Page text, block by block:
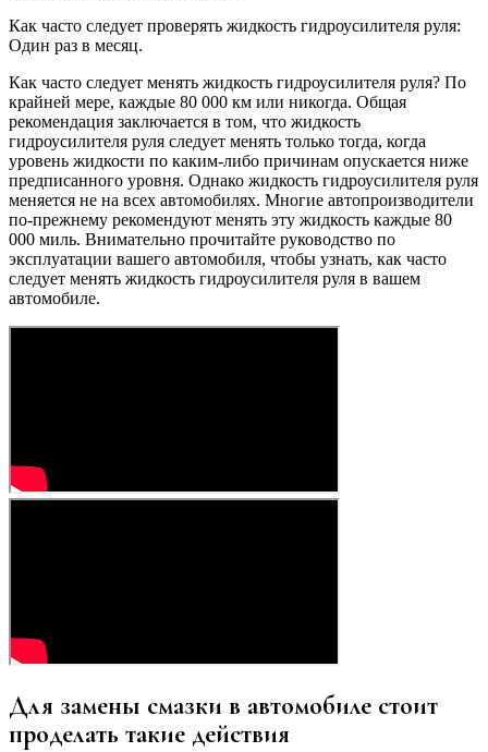
Как часто следует проверять жидкость гидроусилителя руля:
Один раз в месяц.
Как часто следует менять жидкость гидроусилителя руля? По
крайней мере, каждые 80 000 км или никогда. Общая
рекомендация заключается в том, что жидкость
гидроусилителя руля следует менять только тогда, когда
уровень жидкости по каким-либо причинам опускается ниже
предписанного уровня. Однако жидкость гидроусилителя руля
меняется не на всех автомобилях. Многие автопроизводители
по-прежнему рекомендуют менять эту жидкость каждые 80
000 миль. Внимательно прочитайте руководство по
эксплуатации вашего автомобиля, чтобы узнать, как часто
следует менять жидкость гидроусилителя руля в вашем
автомобиле.
Для замены смазки в автомобиле стоит
проделать такие действия